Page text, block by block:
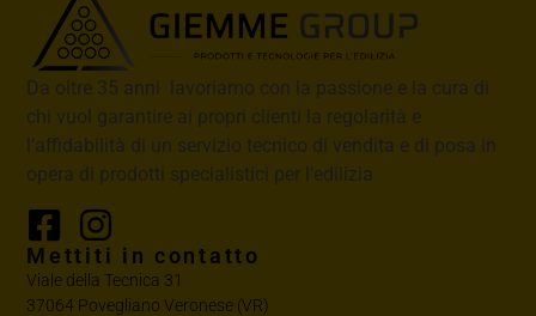
Da oltre 35 anni lavoriamo con la passione e la cura di
chi vuol garantire ai propri clienti la regolarità e
l’affidabilità di un servizio tecnico di vendita e di posa in
opera di prodotti specialistici per l’edilizia
Mettiti in contatto
Viale della Tecnica 31
37064 Povegliano Veronese (VR)